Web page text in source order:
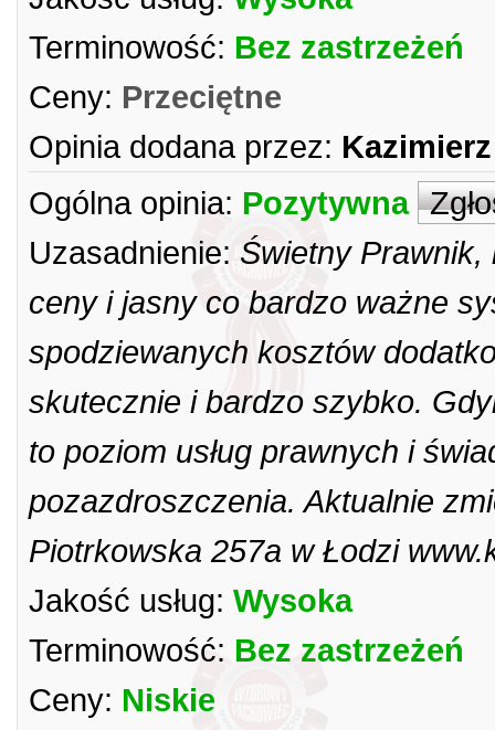
Terminowość: Bez zastrzeżeń
Ceny: Przeciętne
Opinia dodana przez:
Ogólna opinia: Pozytywna
Uzasadnienie: Świetny Prawnik,
ceny i jasny co bardzo ważne
spodziewanych kosztów
skutecznie i bardzo szybko.
to poziom usług prawnych i
pozazdroszczenia. Aktualnie
Piotrkowska 257a w Łodzi
Jakość usług: Wysoka
Terminowość: Bez zastrzeżeń
Ceny: Niskie